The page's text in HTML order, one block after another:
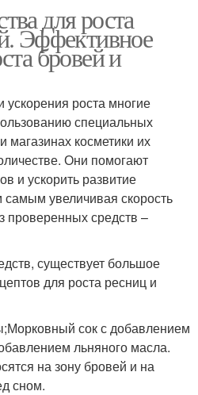
для роста
Эффективное
бровей и
ускорения роста многие
специальных
магазинах косметики их
Они помогают
и ускорить развитие
увеличивая скорость
проверенных средств –
существует большое
для роста ресниц и
сок с добавлением
льняного масла.
на зону бровей и на
сном.